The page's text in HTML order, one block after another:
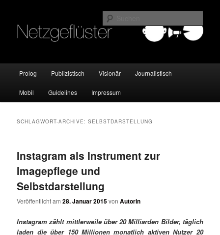
Netzgeflüster
Zum
Inhalt
Zum
sekundären
Prolog Publizistisch Visionär Journalistisch
Mobil Guidelines Impressum
SCHLAGWORT-ARCHIVE:SELBSTDARSTELLUNG
Instagram als Instrument zur
Imagepflege und
Selbstdarstellung
Veröffentlicht am28. Januar 2015vonAutorin
Instagram zählt mittlerweile über 20 Milliarden Bilder, täglich
laden die über 150 Millionen monatlich aktiven Nutzer 20